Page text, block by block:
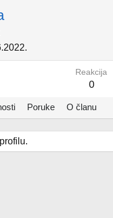
Reakcija
0
Poruke O članu